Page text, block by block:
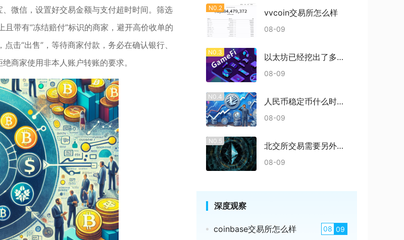
微信，设置好交易金额与支付超时时间。筛选
带有“冻结赔付”标识的商家，避开高价收单的
击“出售”，等待商家付款，务必在确认银行、
商家使用非本人账户转账的要求。
N0.2 vvcoin交易所怎么样
08-09
N0.3 以太坊已经挖出了多少枚
08-09
N0.4 人民币稳定币什么时候发行
08-09
N0.5 北交所交易需要另外开户吗
08-09
深度观察
coinbase交易所怎么样 08 09